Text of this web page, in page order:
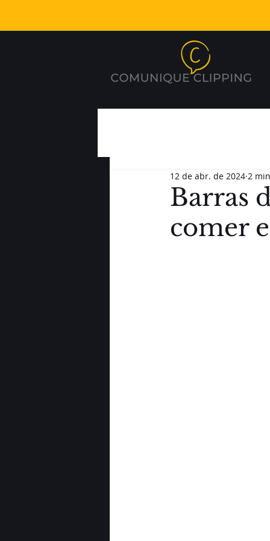
Barras
comer
12 de abr. de 2024 2